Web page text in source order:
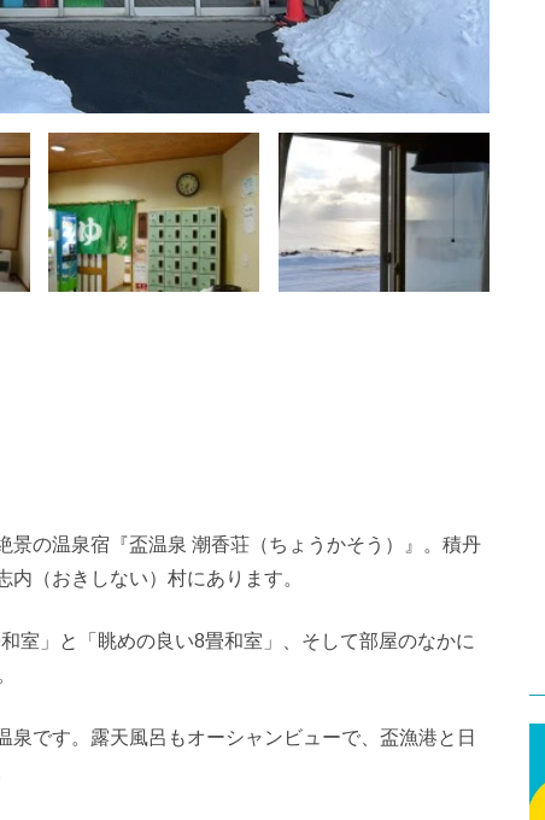
の温泉宿『盃温泉 潮香荘（ちょうかそう）』。積丹
（おきしない）村にあります。
室」と「眺めの良い8畳和室」、そして部屋のなかに
です。露天風呂もオーシャンビューで、盃漁港と日